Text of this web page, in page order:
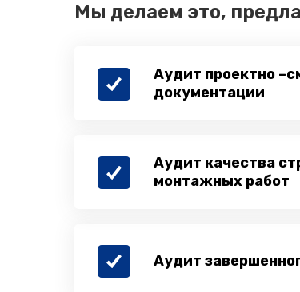
Аудит
Аудит качества
монтажных работ
Аудит проектно
документации
Мы делаем это,